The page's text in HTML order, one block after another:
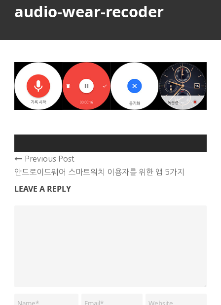
audio-wear-recoder
Previous Post
안드로이드웨어 스마트워치 이용자를 위한 앱 5가지
LEAVE A REPLY